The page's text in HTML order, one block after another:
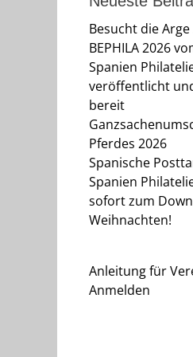
Besucht die
BEPHILA 2026
Spanien
veröffentlicht
bereit
Pferdes 2026
Spanische
Spanien
sofort zum
Weihnachten!
Anleitung für
Anmelden